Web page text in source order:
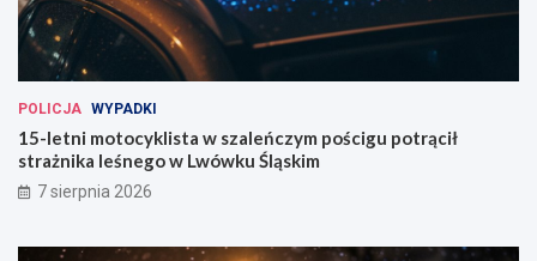
POLICJA WYPADKI
15-letni motocyklista w szaleńczym pościgu potrącił
strażnika leśnego w Lwówku Śląskim
7 sierpnia 2026